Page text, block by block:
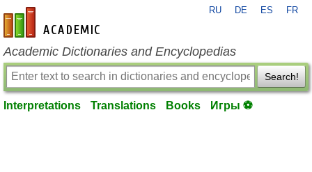
en-academic.com
RU DE ES FR
Academic Dictionaries and Encyclopedias
Search!
Interpretations Translations Books Игры ⚽